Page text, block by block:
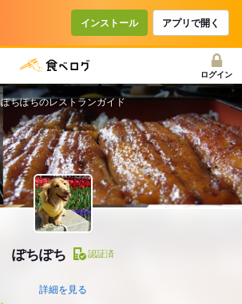
インストール アプリで開く
ログイン
ぽちぽち 認証済
詳細を見る
ぽちぽちのレストランガイド